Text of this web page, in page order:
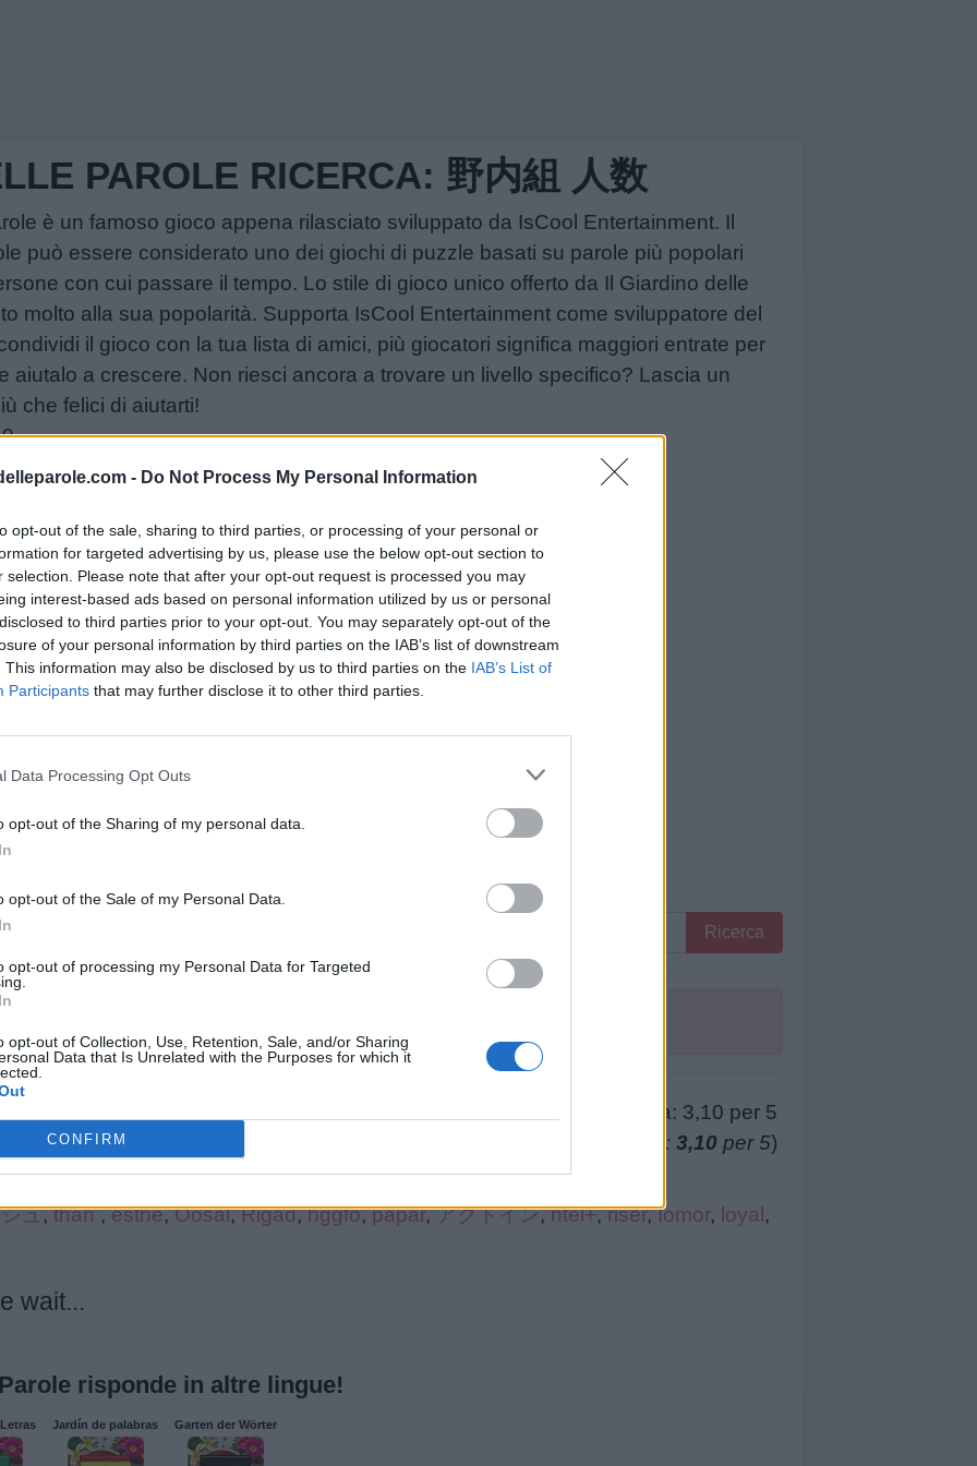
- Do Not Process My Personal Information
opt-out of the sale, sharing to third parties, or processing of your personal or
for targeted advertising by us, please use the below opt-out section to
selection. Please note that after your opt-out request is processed you may
interest-based ads based on personal information utilized by us or personal
to third parties prior to your opt-out. You may separately opt-out of the
of your personal information by third parties on the IAB’s list of downstream
This information may also be disclosed by us to third parties on the IAB’s List of
Participants that may further disclose it to other third parties.
Data Processing Opt Outs
opt-out of the Sharing of my personal data.
opt-out of the Sale of my Personal Data.
opt-out of processing my Personal Data for Targeted
opt-out of Collection, Use, Retention, Sale, and/or Sharing
Data that Is Unrelated with the Purposes for which it
CONFIRM
PAROLE RICERCA: 野内組 人数
è un famoso gioco appena rilasciato sviluppato da IsCool Entertainment. Il
può essere considerato uno dei giochi di puzzle basati su parole più popolari
con cui passare il tempo. Lo stile di gioco unico offerto da Il Giardino delle
molto alla sua popolarità. Supporta IsCool Entertainment come sviluppatore del
il gioco con la tua lista di amici, più giocatori significa maggiori entrate per
aiutalo a crescere. Non riesci ancora a trovare un livello specifico? Lascia un
che felici di aiutarti!
puzzle:
Ricerca
voti, media: 3,10 per 5)
ュ,thần,esthe,Oosal,Rigad,hggfo,papar,アクトイン,ntel+,riser,Iomor, loyal,
wait...
risponde in altre lingue!
Jardín de palabras Garten der Wörter